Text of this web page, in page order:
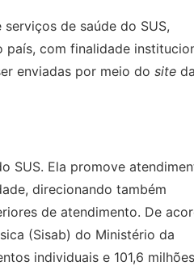
de saúde do SUS,
país, com finalidade
enviadas por meio do site da
SUS. Ela promove
direcionando também
de atendimento. De
(Sisab) do Ministério da
individuais e 101,6